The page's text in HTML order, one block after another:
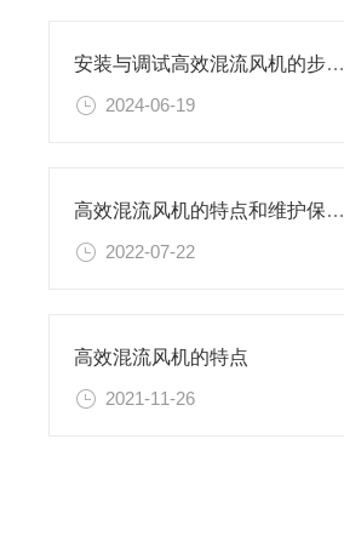
安装与调试高效混流风机的步骤和注意事项
2024-06-19
高效混流风机的特点和维护保养工作说明
2022-07-22
高效混流风机的特点
2021-11-26